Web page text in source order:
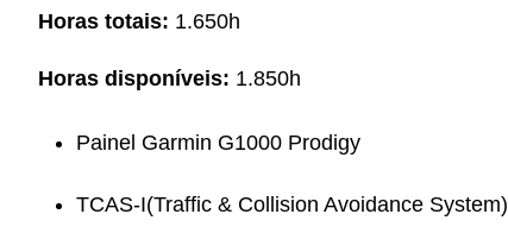
Horas totais: 1.650h
Horas disponíveis: 1.850h
Painel Garmin G1000 Prodigy
TCAS-I(Traffic & Collision Avoidance System)